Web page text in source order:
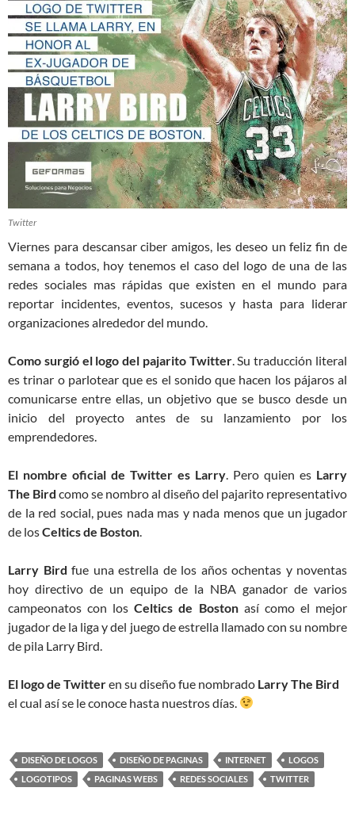
Twitter
Viernes para descansar ciber amigos, les deseo un feliz fin de
semana a todos, hoy tenemos el caso del logo de una de las
redes sociales mas rápidas que existen en el mundo para
reportar incidentes, eventos, sucesos y hasta para liderar
organizaciones alrededor del mundo.
Como surgió el logo del pajarito Twitter. Su traducción literal
es trinar o parlotear que es el sonido que hacen los pájaros al
comunicarse entre ellas, un objetivo que se busco desde un
inicio del proyecto antes de su lanzamiento por los
emprendedores.
El nombre oficial de Twitter es Larry . Pero quien es Larry
The Bird como se nombro al diseño del pajarito representativo
de la red social, pues nada mas y nada menos que un jugador
de losCeltics de Boston
Larry Bird fue una estrella de los años ochentas y noventas
hoy directivo de un equipo de la NBA ganador de varios
campeonatos con losCeltics de Bostonasí como el mejor
jugador de la liga y del juego de estrella llamado con su nombre
de pila Larry Bird.
El logo de Twitteren su diseño fue nombrado Larry The Bird
el cual así se le conoce hasta nuestros días.
DISEÑO DE LOGOS DISEÑO DE PAGINAS INTERNET
LOGOS
LOGOTIPOS
PAGINAS WEBS REDES SOCIALES TWITTER